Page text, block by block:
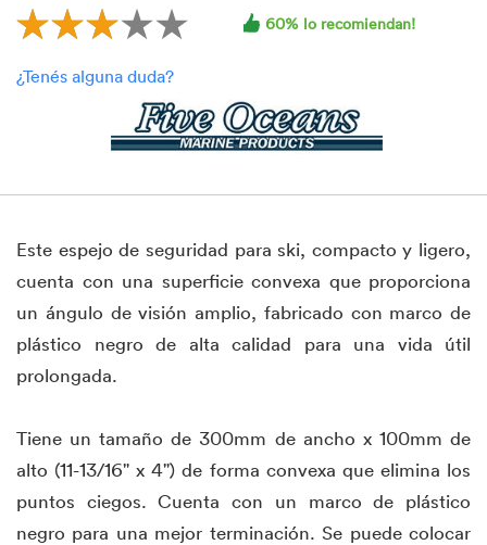
60% lo recomiendan!
Este espejo de seguridad para ski, compacto y ligero,
cuenta con una superficie convexa que proporciona
un ángulo de visión amplio, fabricado con marco de
plástico negro de alta calidad para una vida útil
prolongada.
Tiene un tamaño de 300mm de ancho x 100mm de
alto (11-13/16" x 4") de forma convexa que elimina los
puntos ciegos. Cuenta con un marco de plástico
negro para una mejor terminación. Se puede colocar